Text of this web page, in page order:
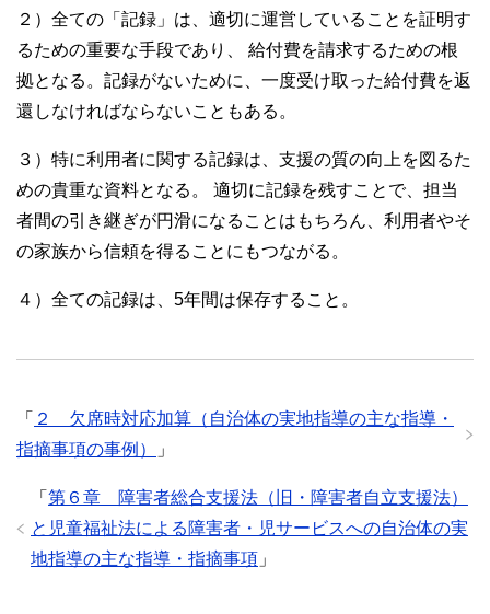
２）全ての「記録」は、適切に運営していることを証明す
るための重要な手段であり、 給付費を請求するための根
拠となる。記録がないために、一度受け取った給付費を返
還しなければならないこともある。
３）特に利用者に関する記録は、支援の質の向上を図るた
めの貴重な資料となる。 適切に記録を残すことで、担当
者間の引き継ぎが円滑になることはもちろん、利用者やそ
の家族から信頼を得ることにもつながる。
４）全ての記録は、5年間は保存すること。
「 ２ 欠席時対応加算（自治体の実地指導の主な指導・
指摘事項の事例）
」
「 第６章 障害者総合支援法（旧・障害者自立支援法）
と児童福祉法による障害者・児サービスへの自治体の実
地指導の主な指導・指摘事項 」